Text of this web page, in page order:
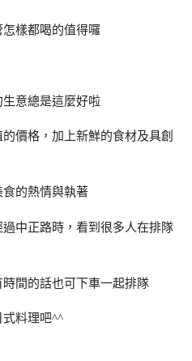
樣都喝的值得囉
意總是這麼好啦
價格，加上新鮮的食材及具創
的熱情與執著
中正路時，看到很多人在排隊
間的話也可下車一起排隊
料理吧^^